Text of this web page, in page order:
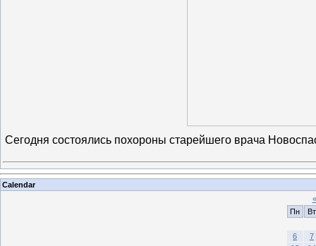
Сегодня состоялись похороны старейшего врача
Calendar
«
Пн
Вт
6
7